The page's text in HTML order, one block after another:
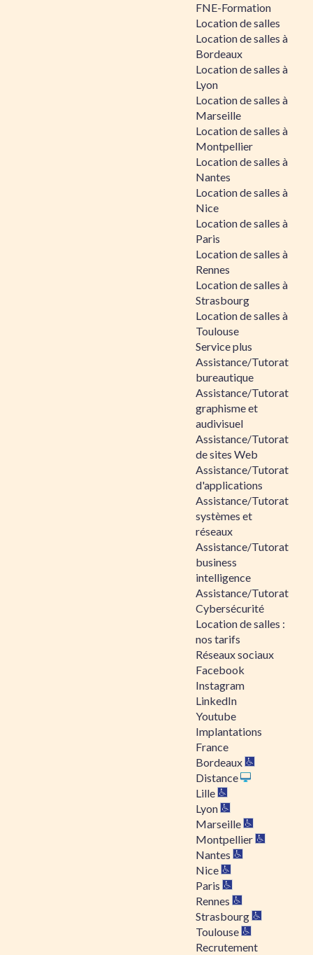
FNE-Formation
Location de salles
Location de salles à
Bordeaux
Location de salles à
Lyon
Location de salles à
Marseille
Location de salles à
Montpellier
Location de salles à
Nantes
Location de salles à
Nice
Location de salles à
Paris
Location de salles à
Rennes
Location de salles à
Strasbourg
Location de salles à
Toulouse
Service plus
Assistance/Tutorat
bureautique
Assistance/Tutorat
graphisme et
audivisuel
Assistance/Tutorat
de sites Web
Assistance/Tutorat
d'applications
Assistance/Tutorat
systèmes et
réseaux
Assistance/Tutorat
business
intelligence
Assistance/Tutorat
Cybersécurité
Location de salles :
nos tarifs
Réseaux sociaux
Facebook
Instagram
LinkedIn
Youtube
Implantations
France
Bordeaux
Distance
Lille
Lyon
Marseille
Montpellier
Nantes
Nice
Paris
Rennes
Strasbourg
Toulouse
Recrutement